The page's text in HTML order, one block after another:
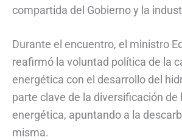
compartida del Gobierno y la
Durante el encuentro, el ministro
reafirmó la voluntad política de la
energética con el desarrollo del
parte clave de la diversificación de
energética, apuntando a la
misma.